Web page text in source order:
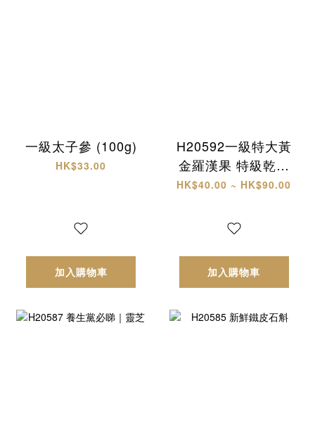
一級太子參 (100g)
HK$33.00
加入購物車
H20592一級特大黃
金羅漢果 特級乾椰
片
HK$40.00 ~ HK$90.00
加入購物車